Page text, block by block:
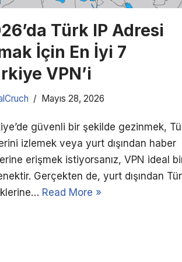
Türk IP Adresi
İçin En İyi 7
VPN’i
Mayıs 28, 2026
güvenli bir şekilde gezinmek,
izlemek veya yurt dışından haber
erişmek istiyorsanız, VPN ideal
Gerçekten de, yurt dışından
Read More »